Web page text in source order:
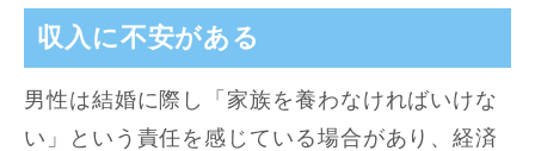
収入に不安がある
男性は結婚に際し「家族を養わなければいけな
い」という責任を感じている場合があり、経済